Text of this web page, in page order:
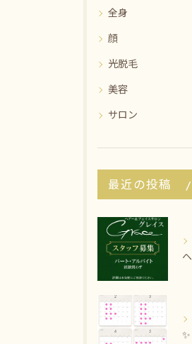
全身
顔
光脱毛
美容
サロン
最近の投稿